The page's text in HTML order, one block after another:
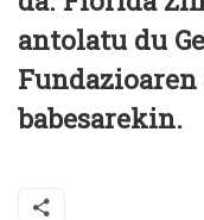
antolatu du
babesarekin.